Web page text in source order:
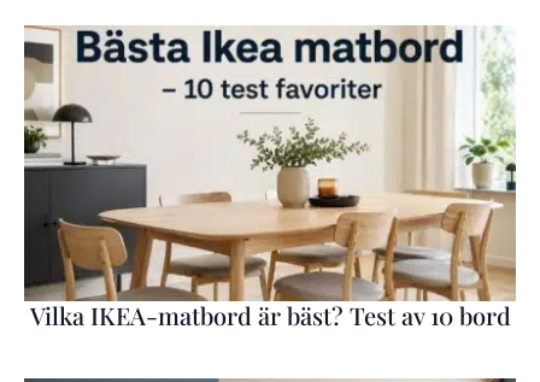
Vilka IKEA-matbord är bäst? Test av 10 bord